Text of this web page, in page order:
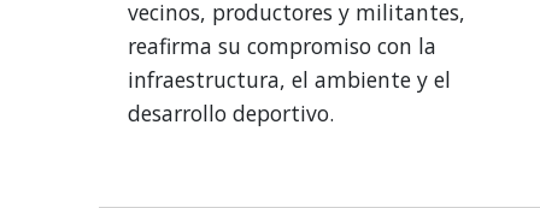
vecinos, productores y militantes,
reafirma su compromiso con la
infraestructura, el ambiente y el
desarrollo deportivo.